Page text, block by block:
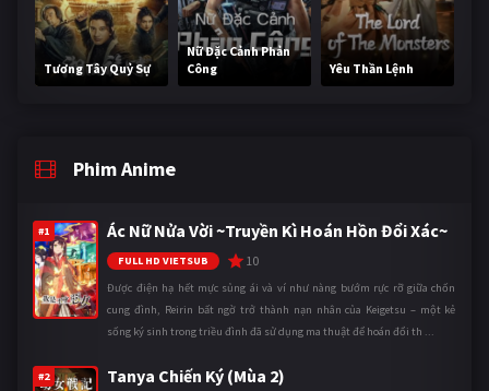
Tương Tây Quỷ Sự
Nữ Đặc Cảnh Phản
Công
Yêu Thần Lệnh
Phim Anime
#1 Ác Nữ Nửa Vời ~Truyền Kì Hoán Hồn Đổi Xác~
FULL HD VIETSUB 10
Được điện hạ hết mực sủng ái và ví như nàng bướm rực rỡ giữa chốn
cung đình, Reirin bất ngờ trở thành nạn nhân của Keigetsu – một kẻ
sống ký sinh trong triều đình đã sử dụng ma thuật để hoán đổi th ...
#2 Tanya Chiến Ký (Mùa 2)